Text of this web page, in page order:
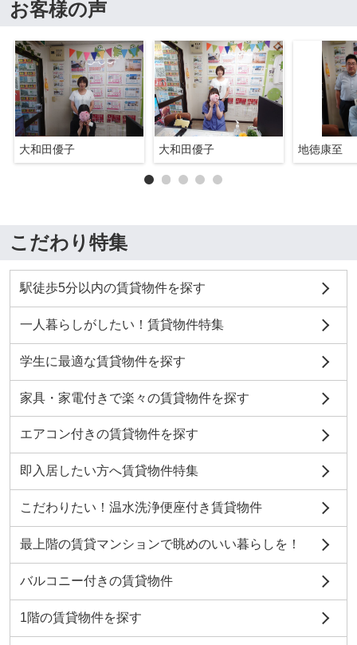
お客様の声
大和田優子 大和田優子 地徳康至
こだわり特集
駅徒歩5分以内の賃貸物件を探す
一人暮らしがしたい！賃貸物件特集
学生に最適な賃貸物件を探す
家具・家電付きで楽々の賃貸物件を探す
エアコン付きの賃貸物件を探す
即入居したい方へ賃貸物件特集
こだわりたい！温水洗浄便座付き賃貸物件
最上階の賃貸マンションで眺めのいい暮らしを！
バルコニー付きの賃貸物件
1階の賃貸物件を探す